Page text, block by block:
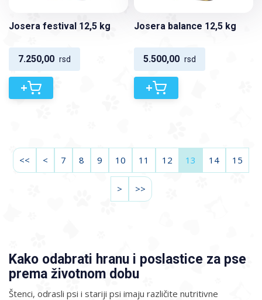
Josera festival 12,5 kg
7.250,00 rsd
+
Josera balance 12,5 kg
5.500,00 rsd
+
<< < 7 8 9 10 11 12 13 14 15
> >>
Kako odabrati hranu i poslastice za pse
prema životnom dobu
Štenci, odrasli psi i stariji psi imaju različite nutritivne